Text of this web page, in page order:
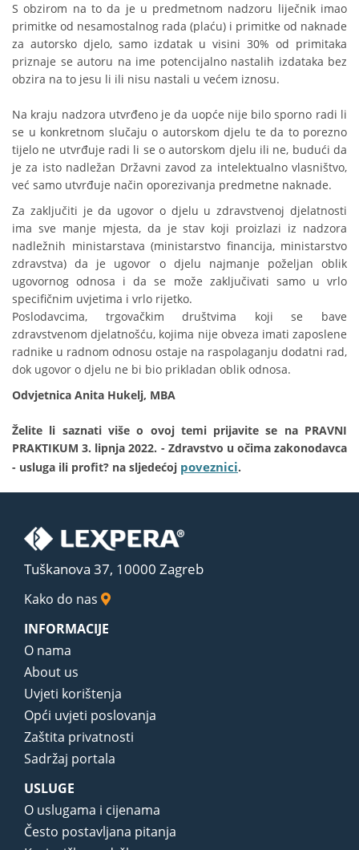
S obzirom na to da je u predmetnom nadzoru liječnik imao
primitke od nesamostalnog rada (plaću) i primitke od naknade
za autorsko djelo, samo izdatak u visini 30% od primitaka
priznaje se autoru na ime potencijalno nastalih izdataka bez
obzira na to jesu li ili nisu nastali u većem iznosu.
Na kraju nadzora utvrđeno je da uopće nije bilo sporno radi li
se u konkretnom slučaju o autorskom djelu te da to porezno
tijelo ne utvrđuje radi li se o autorskom djelu ili ne, budući da
je za isto nadležan Državni zavod za intelektualno vlasništvo,
već samo utvrđuje način oporezivanja predmetne naknade.
Za zaključiti je da ugovor o djelu u zdravstvenoj djelatnosti
ima sve manje mjesta, da je stav koji proizlazi iz nadzora
nadležnih ministarstava (ministarstvo financija, ministarstvo
zdravstva) da je ugovor o djelu najmanje poželjan oblik
ugovornog odnosa i da se može zaključivati samo u vrlo
specifičnim uvjetima i vrlo rijetko.
Poslodavcima, trgovačkim društvima koji se bave
zdravstvenom djelatnošću, kojima nije obveza imati zaposlene
radnike u radnom odnosu ostaje na raspolaganju dodatni rad,
dok ugovor o djelu ne bi bio prikladan oblik odnosa.
Odvjetnica Anita Hukelj, MBA
Želite li saznati više o ovoj temi prijavite se na PRAVNI
PRAKTIKUM 3. lipnja 2022. - Zdravstvo u očima zakonodavca
- usluga ili profit? na sljedećoj poveznici.
Tuškanova 37, 10000 Zagreb
Kako do nas
INFORMACIJE
O nama
About us
Uvjeti korištenja
Opći uvjeti poslovanja
Zaštita privatnosti
Sadržaj portala
USLUGE
O uslugama i cijenama
Često postavljana pitanja